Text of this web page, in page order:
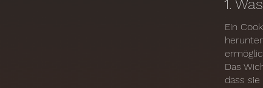
1.
Ein
Das
dass